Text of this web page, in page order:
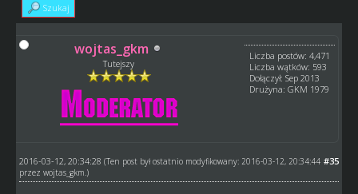
Szukaj
wojtas_gkm
Tutejszy
Liczba postów: 4,471
Liczba wątków: 593
Dołączył: Sep 2013
Drużyna: GKM 1979
#35
2016-03-12, 20:34:28 (Ten post był ostatnio modyfikowany: 2016-03-12, 20:34:44
przez wojtas_gkm .)